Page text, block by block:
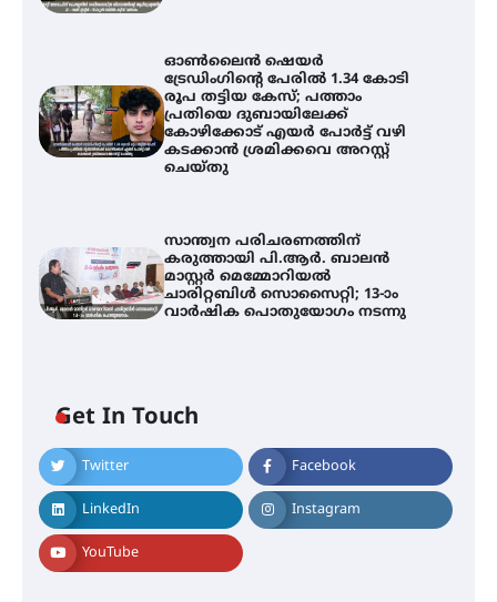
ഓൺലൈൻ ഷെയർ
ട്രേഡിംഗിന്റെ പേരിൽ 1.34 കോടി
രൂപ തട്ടിയ കേസ്; പത്താം
പ്രതിയെ ദുബായിലേക്ക്
കോഴിക്കോട് എയർ പോർട്ട് വഴി
കടക്കാൻ ശ്രമിക്കവെ അറസ്റ്റ്
ചെയ്തു
സാന്ത്വന പരിചരണത്തിന്
കരുത്തായി പി.ആർ. ബാലൻ
മാസ്റ്റർ മെമ്മോറിയൽ
ചാരിറ്റബിൾ സൊസൈറ്റി; 13-ാം
വാർഷിക പൊതുയോഗം നടന്നു
Get In Touch
Twitter Facebook
LinkedIn Instagram
YouTube
സെന്റ് ജോസഫ്സ് കോളേജിൽ 31-ാ
മത് ഇന്റർ-സ്കൂൾ ഗണിത ക്വിസ്
മത്സരം സംഘടിപ്പിച്ചു